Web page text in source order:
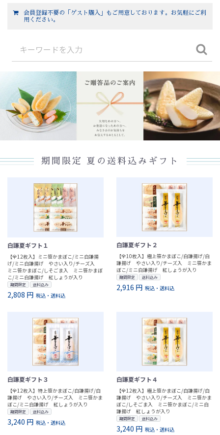
会員登録不要の「ゲスト購入」もご用意しております。お気軽にご利
用ください。
期間限定 夏の送料込みギフト
白謙夏ギフト１
【全12枚入】ミニ笹かまぼこ/ミニ白謙揚
げ/ミニ白謙揚げ やさい入り/チーズ入
ミニ笹かまぼこ/しそごま入 ミニ笹かまぼ
こ/ミニ白謙揚げ 紅しょうが入り
期間限定 送料込み
2,808 円 税込・送料込
白謙夏ギフト２
【全10枚入】極上笹かまぼこ/白謙揚げ/白
謙揚げ やさい入り/チーズ入 ミニ笹かま
ぼこ/ミニ白謙揚げ 紅しょうが入り
期間限定 送料込み
2,916 円 税込・送料込
白謙夏ギフト３
【全12枚入】特上笹かまぼこ/白謙揚げ/白
謙揚げ やさい入り/チーズ入 ミニ笹かま
ぼこ/ミニ白謙揚げ 紅しょうが入り
期間限定 送料込み
3,240 円 税込・送料込
白謙夏ギフト４
【全12枚入】極上笹かまぼこ/白謙揚げ/白
謙揚げ やさい入り/チーズ入 ミニ笹かま
ぼこ/しそごま入 ミニ笹かまぼこ/ミニ白
謙揚げ 紅しょうが入り
期間限定 送料込み
3,240 円 税込・送料込